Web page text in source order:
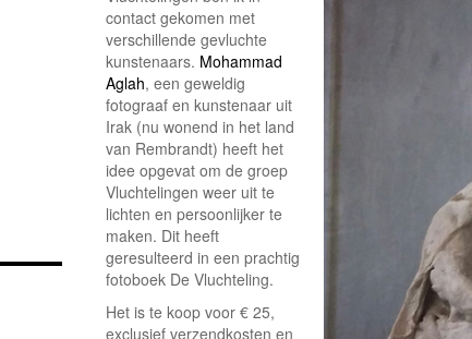
contact gekomen met
verschillende gevluchte
kunstenaars. Mohammad
Aglah, een geweldig
fotograaf en kunstenaar uit
Irak (nu wonend in het land
van Rembrandt) heeft het
idee opgevat om de groep
Vluchtelingen weer uit te
lichten en persoonlijker te
maken. Dit heeft
geresulteerd in een prachtig
fotoboek De Vluchteling.
Het is te koop voor € 25,
exclusief verzendkosten en